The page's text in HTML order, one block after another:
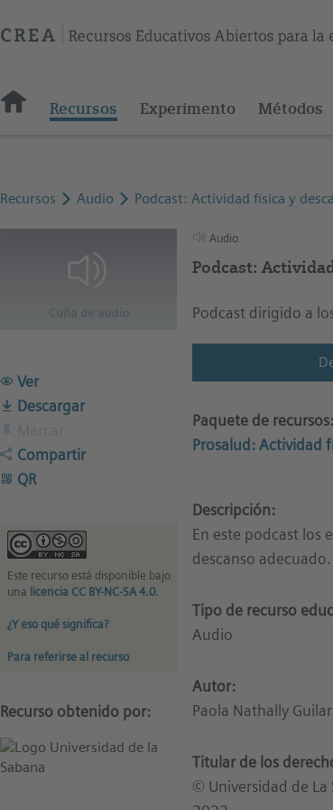
Recursos Experimento Métodos
Recursos Audio Podcast: Actividad física y
Ver
Descargar
Compartir
QR
Este recurso está disponible bajo
una licencia CC BY-NC-SA 4.0.
¿Y eso qué significa?
Para referirse al recurso
Recurso obtenido por:
Audio
Podcast:
Podcast dirigido a
Paquete de recursos:
Prosalud: Actividad
Descripción:
En este podcast los
descanso adecuado.
Tipo de recurso
Audio
Autor:
Paola Nathally
Titular de los
© Universidad de La